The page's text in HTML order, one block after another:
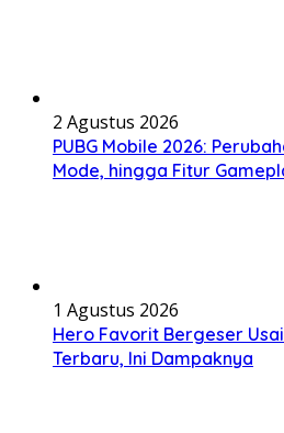
2 Agustus 2026
PUBG Mobile 2026:
Mode, hingga Fitur
1 Agustus 2026
Hero Favorit Bergeser
Terbaru, Ini Dampaknya